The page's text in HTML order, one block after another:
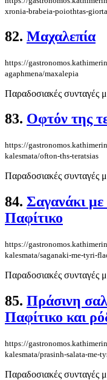
xronia-brabeia-poiothtas-
82. Μαχαλεπία
https://
agaphmena/maxalepia
Παραδοσιακές συνταγές
83. Οφτόν της
https://
kalesmata/ofton-ths-teratsias
Παραδοσιακές συνταγές
84. Σαγανάκι με
Παφίτικο
https://
kalesmata/saganaki-me-tyri-
Παραδοσιακές συνταγές
85. Πράσινη
Παφίτικο και
https://
kalesmata/prasinh-salata-
Παραδοσιακές συνταγές